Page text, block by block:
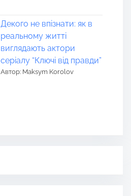
Декого не впізнати: як в
реальному житті
виглядають актори
серіалу “Ключі від правди”
Автор: Maksym Korolov